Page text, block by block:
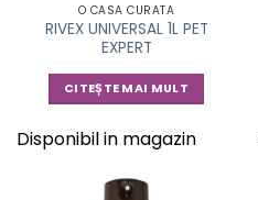
O CASA CURATA
RIVEX UNIVERSAL 1L PET
EXPERT
CITEȘTE MAI MULT
Disponibil in magazin